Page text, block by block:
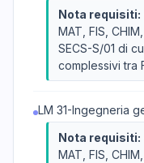
Nota requisiti:
MAT, FIS,
SECS-S/01 di
complessivi tra
LM 31-Ingegneria
Nota requisiti:
MAT, FIS,